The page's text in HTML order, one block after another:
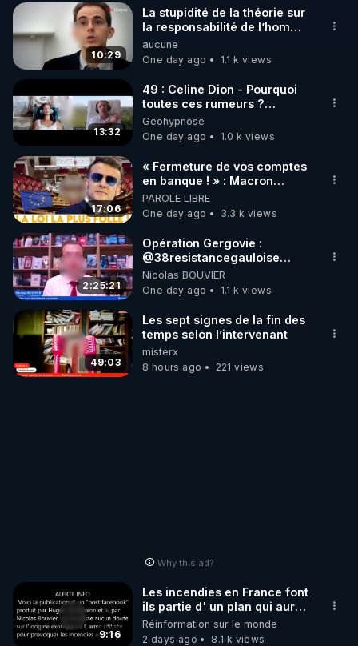
▶ 30 jours gratuit sur l’application de méditation et
de bien-être ENVOL :
Rendez-vous sur https://www.envol.app/code
le code : REGENERE
10:29
La stupidité de la théorie sur
la responsabilité de l’homme
concernant le dioxyde de
carbone.
aucune
One day ago
1.1 k views
13:32
49 : Celine Dion - Pourquoi
toutes ces rumeurs ?
Enquête sous hypnose
Geohypnose
One day ago
1.0 k views
17:06
« Fermeture de vos comptes
en banque ! » : Macron
impose une loi folle !
PAROLE LIBRE
One day ago
3.3 k views
2:25:21
Opération Gergovie :
‪@38resistancegauloise‬
‪@MarionSigautOfficiel‬
‪@gladysriifard5710‬ Laëtitia
Nicolas BOUVIER
One day ago
1.1 k views
49:03
Les sept signes de la fin des
temps selon l’intervenant
misterx
8 hours ago
221 views
Why this ad?
9:16
Les incendies en France font
ils partie d' un plan qui aurait
débuté le 11 septembre 2001
?
Réinformation sur le monde
2 days ago
8.1 k views